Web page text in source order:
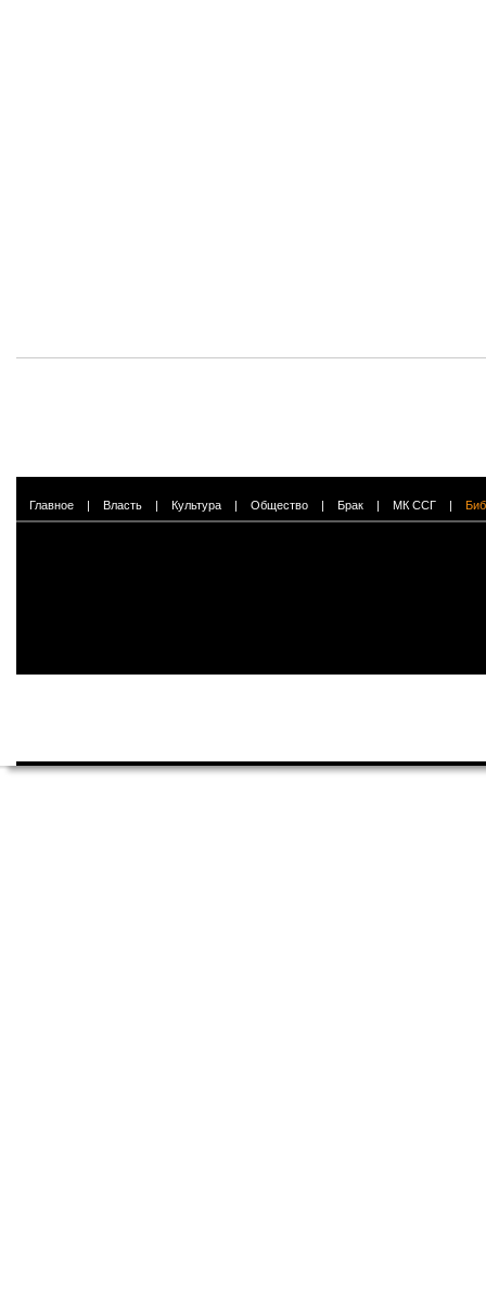
Главное | Власть | Культура | Общество | Брак | МК ССГ |